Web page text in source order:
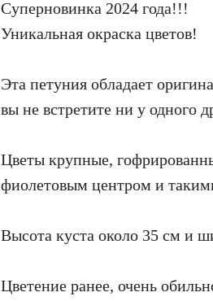
Суперновинка 2024 года!!!
Уникальная окраска цветов!
Эта петуния обладает
вы не встретите ни у одного
Цветы крупные,
фиолетовым центром и
Высота куста около 35 см и
Цветение ранее, очень